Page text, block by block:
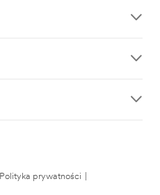
Polityka prywatności